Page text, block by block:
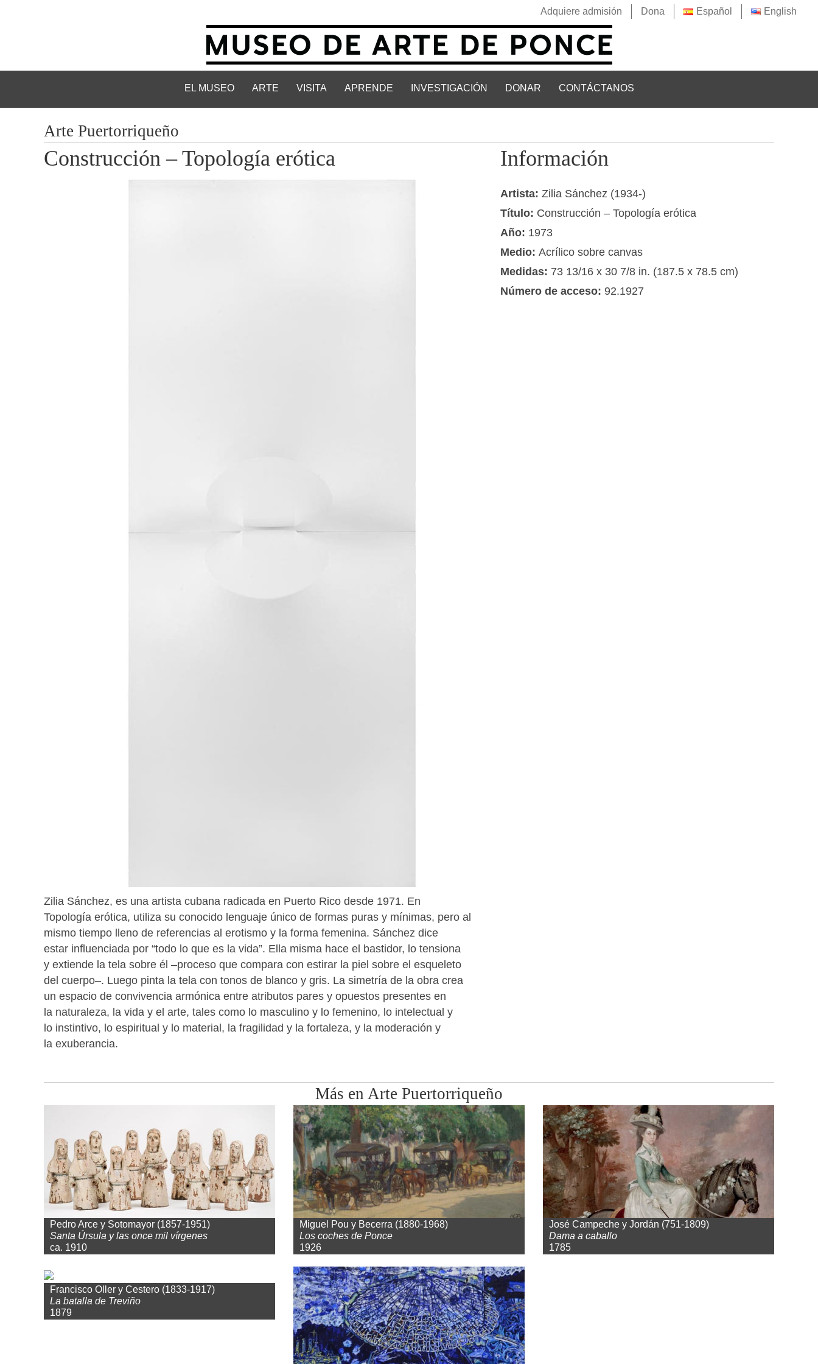
Adquiere admisión Dona Español English
EL MUSEO ARTE VISITA APRENDE INVESTIGACIÓN DONAR CONTÁCTANOS
Arte Puertorriqueño
Construcción – Topología erótica
Zilia Sánchez, es una artista cubana radicada en Puerto Rico desde 1971. En
Topología erótica, utiliza su conocido lenguaje único de formas puras y mínimas, pero al
mismo tiempo lleno de referencias al erotismo y la forma femenina. Sánchez dice
estar influenciada por “todo lo que es la vida”. Ella misma hace el bastidor, lo tensiona
y extiende la tela sobre él –proceso que compara con estirar la piel sobre el esqueleto
del cuerpo–. Luego pinta la tela con tonos de blanco y gris. La simetría de la obra crea
un espacio de convivencia armónica entre atributos pares y opuestos presentes en
la naturaleza, la vida y el arte, tales como lo masculino y lo femenino, lo intelectual y
lo instintivo, lo espiritual y lo material, la fragilidad y la fortaleza, y la moderación y
la exuberancia.
Información
Artista: Zilia Sánchez (1934-)
Título: Construcción – Topología erótica
Año: 1973
Medio: Acrílico sobre canvas
Medidas: 73 13/16 x 30 7/8 in. (187.5 x 78.5 cm)
Número de acceso: 92.1927
Más en Arte Puertorriqueño
Pedro Arce y Sotomayor (1857-1951)
Santa Úrsula y las once mil vírgenes
ca. 1910
Miguel Pou y Becerra (1880-1968)
Los coches de Ponce
1926
José Campeche y Jordán (751-1809)
Dama a caballo
1785
Francisco Oller y Cestero (1833-1917)
La batalla de Treviño
1879